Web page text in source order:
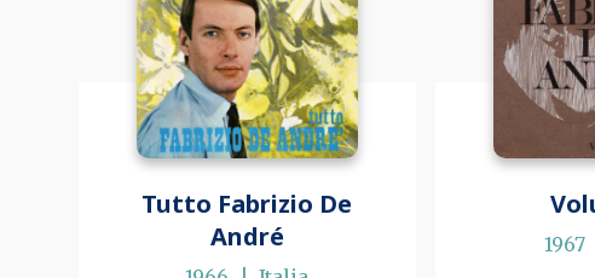
Tutto Fabrizio De
André
1967